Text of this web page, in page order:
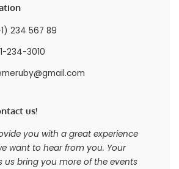
234 567 89
234-3010
us!
you with a great experience
want to hear from you. Your
us bring you more of the events